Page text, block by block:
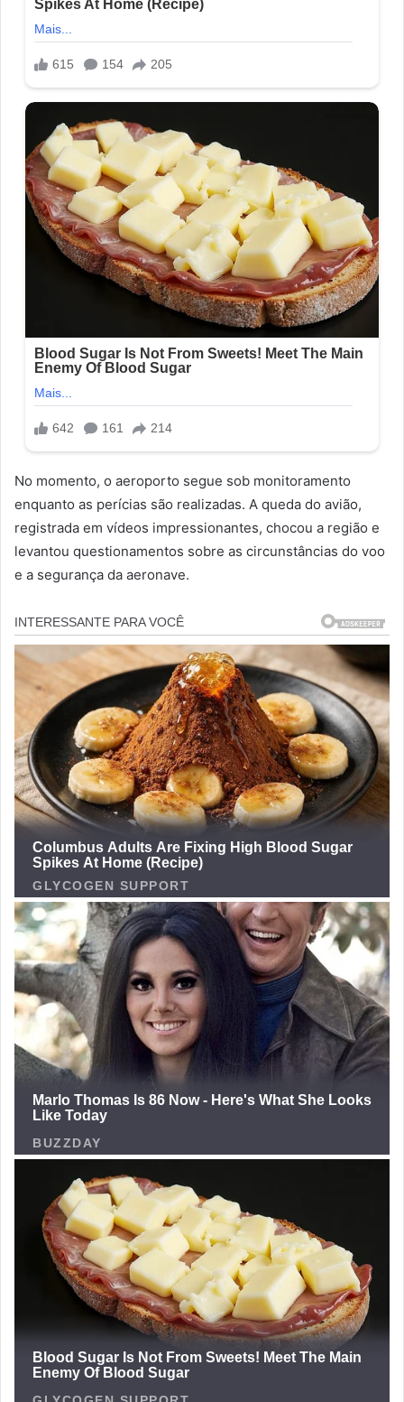
No momento, o aeroporto segue sob monitoramento
enquanto as perícias são realizadas. A queda do avião,
registrada em vídeos impressionantes, chocou a região e
levantou questionamentos sobre as circunstâncias do voo
e a segurança da aeronave.